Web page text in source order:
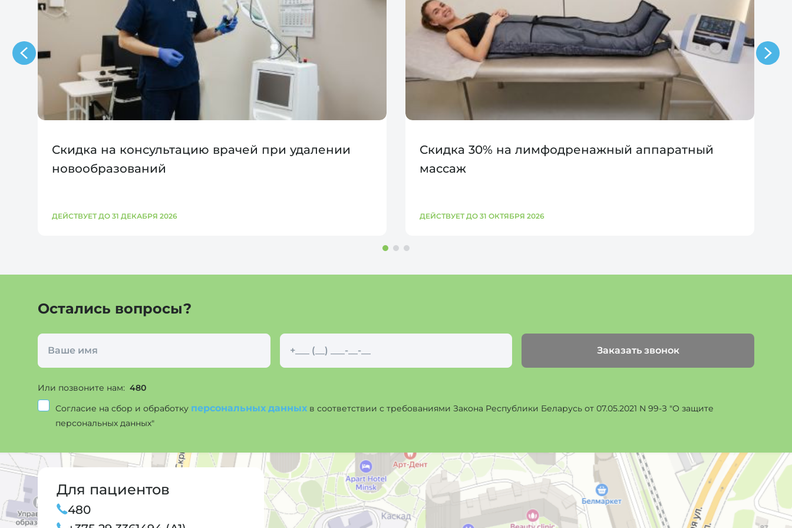
Скидка на консультацию врачей при удалении
новообразований
ДЕЙСТВУЕТ ДО 31 ДЕКАБРЯ 2026
Скидка 30% на лимфодренажный аппаратный
массаж
ДЕЙСТВУЕТ ДО 31 ОКТЯБРЯ 2026
Остались вопросы?
Заказать звонок
Или позвоните нам: 480
Согласие на сбор и обработку персональных данных в соответствии с требованиями Закона Республики Беларусь от 07.05.2021 N 99-З "О защите
персональных данных"
Для пациентов
480